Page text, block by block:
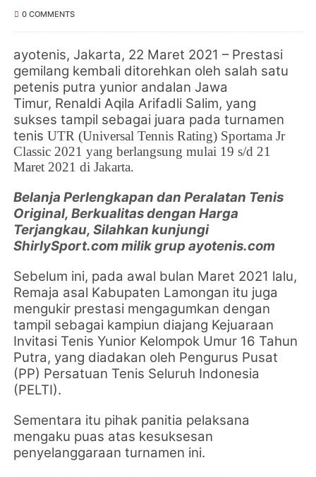
0 COMMENTS
ayotenis, Jakarta, 22 Maret 2021 –Prestasi
gemilang kembali ditorehkan oleh salah satu
petenis putra yunior andalan Jawa
Timur, Renaldi Aqila Arifadli Salim, yang
sukses tampil sebagai juara padaturnamen
tenisUTR (Universal Tennis Rating) Sportama Jr
Classic 2021 yang berlangsung mulai 19 s/d 21
Maret 2021 di Jakarta.
Belanja Perlengkapan dan Peralatan Tenis
Original, Berkualitas dengan Harga
Terjangkau, Silahkan kunjungi
ShirlySport.com milik grup ayotenis.com
Sebelum ini, pada awal bulan Maret 2021 lalu,
Remaja asal Kabupaten Lamongan itu juga
mengukir prestasi mengagumkan dengan
tampil sebagai kampiun diajang Kejuaraan
Invitasi Tenis Yunior Kelompok Umur 16 Tahun
Putra, yang diadakan oleh Pengurus Pusat
(PP) Persatuan Tenis Seluruh Indonesia
(PELTI).
Sementara itu pihak panitia pelaksana
mengaku puas atas kesuksesan
penyelanggaraan turnamen ini.